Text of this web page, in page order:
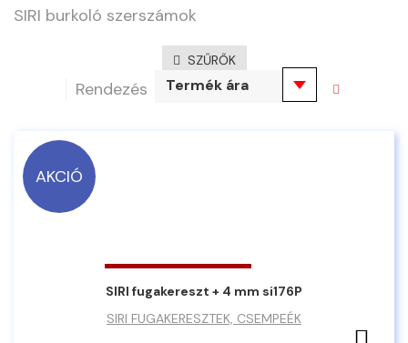
SIRI burkoló szerszámok
SZŰRŐK
Rendezés Termék ára
AKCIÓ
SIRI fugakereszt + 4 mm si176P
SIRI FUGAKERESZTEK, CSEMPEÉK